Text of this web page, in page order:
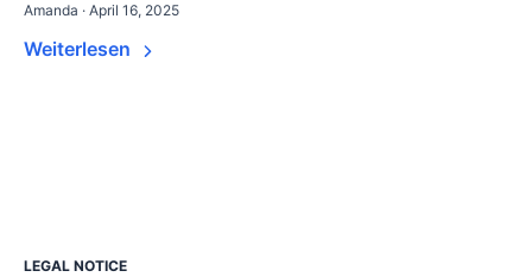
Amanda · April 16, 2025
Weiterlesen
LEGAL NOTICE